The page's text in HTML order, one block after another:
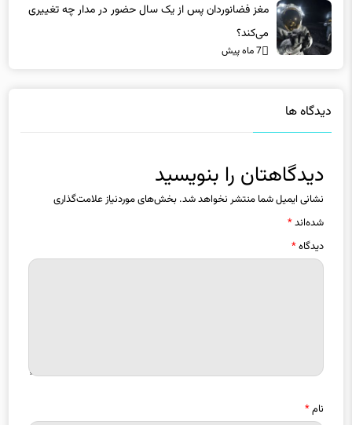
مغز فضانوردان پس از یک سال حضور در مدار چه تغییری
می‌کند؟
7 ماه پیش
دیدگاه ها
دیدگاهتان را بنویسید
نشانی ایمیل شما منتشر نخواهد شد. بخش‌های موردنیاز علامت‌گذاری
شده‌اند*
دیدگاه*
نام*